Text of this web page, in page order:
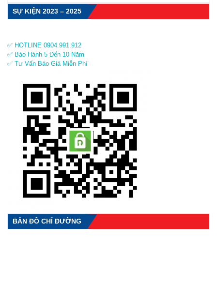
SỰ KIỆN 2023 – 2025
✅ HOTLINE 0904.991.912
✅ Bảo Hành 5 Đến 10 Năm
✅ Tư Vấn Báo Giá Miễn Phí
BẢN ĐỒ CHỈ ĐƯỜNG